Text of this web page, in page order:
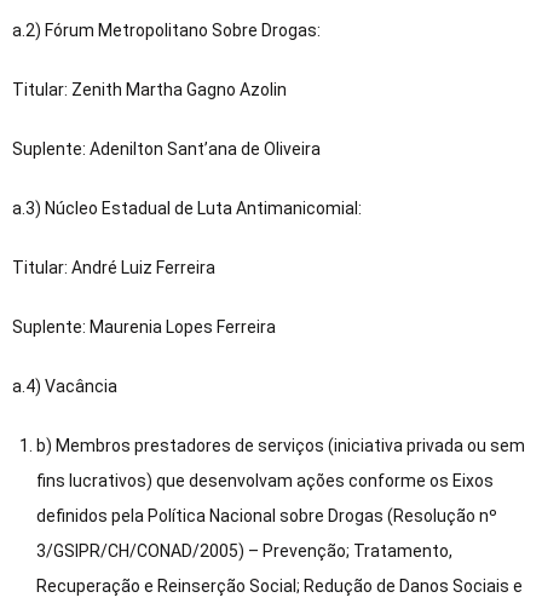
a.2) Fórum Metropolitano Sobre Drogas:
Titular: Zenith Martha Gagno Azolin
Suplente: Adenilton Sant’ana de Oliveira
a.3) Núcleo Estadual de Luta Antimanicomial:
Titular: André Luiz Ferreira
Suplente: Maurenia Lopes Ferreira
a.4) Vacância
b) Membros prestadores de serviços (iniciativa privada ou sem
fins lucrativos) que desenvolvam ações conforme os Eixos
definidos pela Política Nacional sobre Drogas (Resolução nº
3/GSIPR/CH/CONAD/2005) – Prevenção; Tratamento,
Recuperação e Reinserção Social; Redução de Danos Sociais e